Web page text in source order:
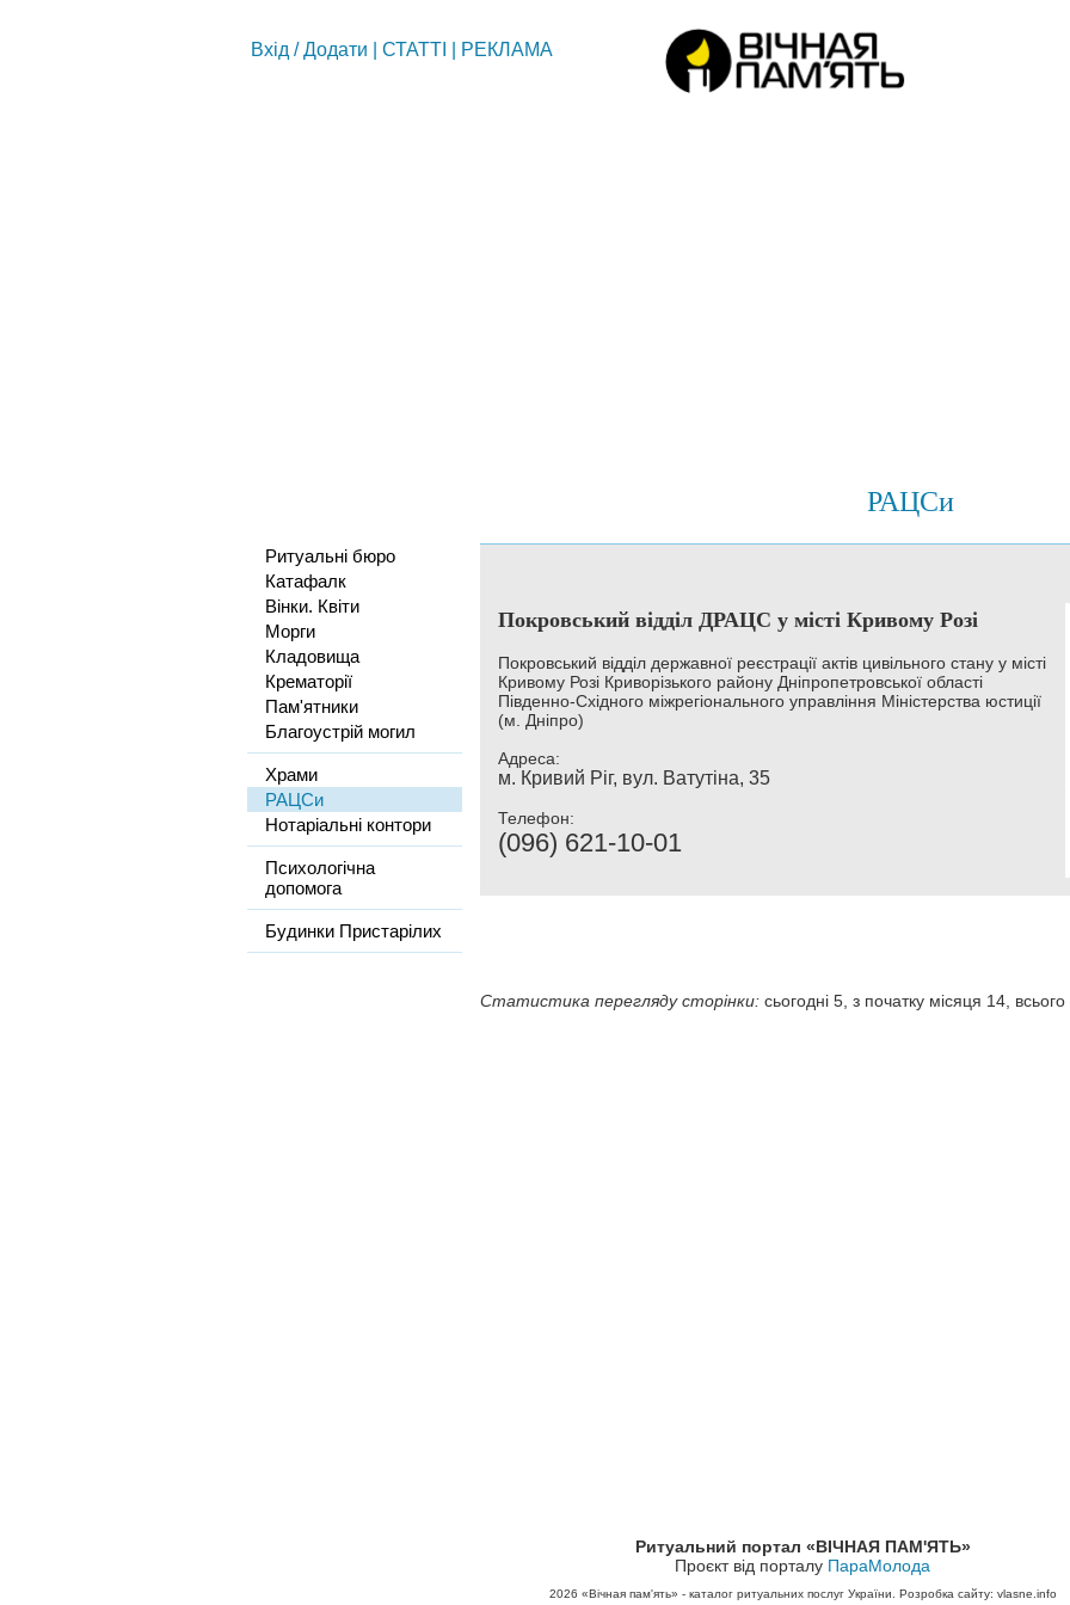
Вхід /Додати СТАТТІ РЕКЛАМА
РАЦСи
Ритуальні бюро
Катафалк
Вінки. Квіти
Морги
Кладовища
Крематорії
Пам'ятники
Благоустрій могил
Храми
РАЦСи
Нотаріальні контори
Психологічна
допомога
Будинки Пристарілих
Покровський відділ ДРАЦС у місті Кривому Розі
Покровський відділ державної реєстрації актів цивільного стану у місті
Кривому Розі Криворізького району Дніпропетровської області
Південно-Східного міжрегіонального управління Міністерства юстиції
(м. Дніпро)
Адреса:
м. Кривий Ріг, вул. Ватутіна, 35
Телефон:
(096) 621-10-01
Статистика перегляду сторінки: сьогодні 5, з початку місяця 14,
Ритуальний портал «ВІЧНАЯ ПАМ'ЯТЬ»
Проєкт від порталу ПараМолода
2026 «Вічная пам'ять» - каталог ритуальних послуг України. Розробка сайту: vlasne.info